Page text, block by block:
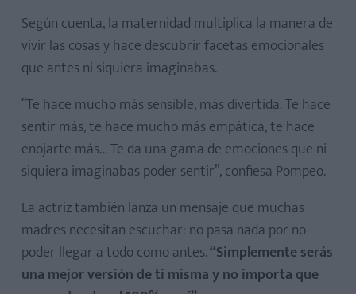
Según cuenta, la maternidad multiplica la manera de
vivir las cosas y hace descubrir facetas emocionales
que antes ni siquiera imaginabas.
“Te hace mucho más sensible, más divertida. Te hace
sentir más, te hace mucho más empática, te hace
enojarte más… Te da una gama de emociones que ni
siquiera imaginabas poder sentir”, confiesa Pompeo.
La actriz también lanza un mensaje que muchas
madres necesitan escuchar: no pasa nada por no
poder llegar a todo como antes.“Simplemente serás
una mejor versión de ti misma y no importa que